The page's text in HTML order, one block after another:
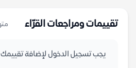
تقييمات ومراجعات القرّاء
يجب تسجيل الدخول لإضافة